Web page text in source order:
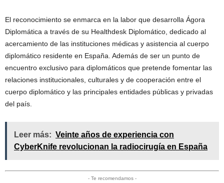
El reconocimiento se enmarca en la labor que desarrolla Ágora
Diplomática a través de su Healthdesk Diplomático, dedicado al
acercamiento de las instituciones médicas y asistencia al cuerpo
diplomático residente en España. Además de ser un punto de
encuentro exclusivo para diplomáticos que pretende fomentar las
relaciones institucionales, culturales y de cooperación entre el
cuerpo diplomático y las principales entidades públicas y privadas
del país.
Leer más: Veinte años de experiencia con
CyberKnife revolucionan la radiocirugía en España
- Te recomendamos -